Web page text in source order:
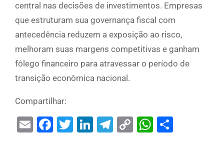
central nas decisões de investimentos. Empresas
que estruturam sua governança fiscal com
antecedência reduzem a exposição ao risco,
melhoram suas margens competitivas e ganham
fôlego financeiro para atravessar o período de
transição econômica nacional.
Compartilhar:
EmailFacebook
Twitter
LinkedIn
Telegram
Copy